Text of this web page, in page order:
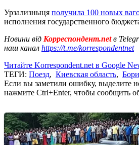
Урзализныця получила 100 новых
исполнения государственного
Новини від Корреспондент.netв
наш канал https://t.me/korrespondentnet
Читайте Korrespondent.net в Google
ТЕГИ: Поезд, Киевская область,
Если вы заметили ошибку, выделите
нажмите Ctrl+Enter, чтобы сообщить